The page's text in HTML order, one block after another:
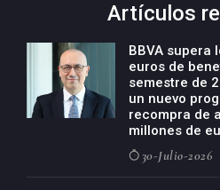
Artículos
BBVA supera
euros de
semestre de
un nuevo
recompra de
millones de
30-Julio-2026